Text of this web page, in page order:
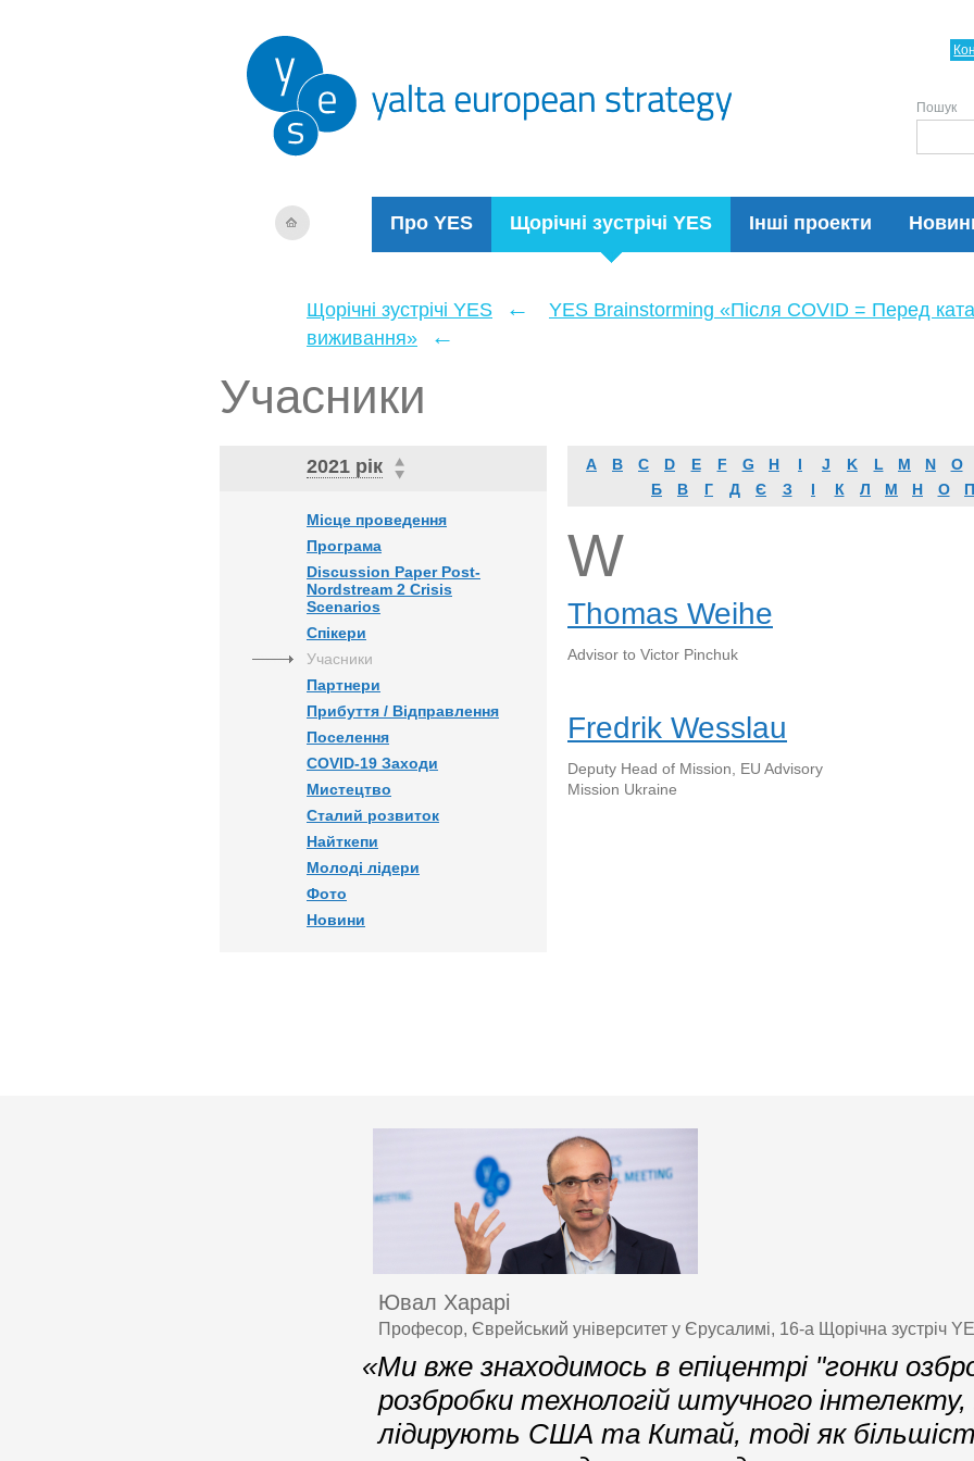
Про YES Щорічні зустрічі YES Інші проекти
Пошук
Щорічні зустрічі YES ←
YES Brainstorming «Після COVID = Перед
виживання»
←
Учасники
2021 рік
Місце проведення
Програма
Discussion Paper Post-
Nordstream 2 Crisis
Scenarios
Спікери
Учасники
Партнери
Прибуття / Відправлення
Поселення
COVID-19 Заходи
Мистецтво
Сталий розвиток
Найткепи
Молоді лідери
Фото
Новини
A B C D E F G H I J K L M N O
Б
В Г Д Є З І К Л М Н О П
W
Thomas Weihe
Advisor to Victor Pinchuk
Fredrik Wesslau
Deputy Head of Mission, EU Advisory
Mission Ukraine
Ювал Харарі
Професор, Єврейський університет у Єрусалимі, 16-а Щорічна зустріч
«Ми вже знаходимось в епіцентрі "гонки
розбробки технологій штучного інтелекту,
лідирують США та Китай, тоді як